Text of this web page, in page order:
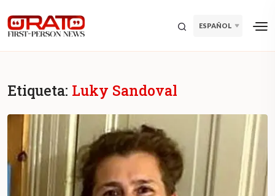
ESPAÑOL
Etiqueta: Luky Sandoval